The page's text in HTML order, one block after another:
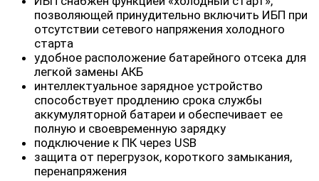
позволяющей принудительно включить ИБП при
отсутствии сетевого напряжения холодного
старта
удобное расположение батарейного отсека для
легкой замены АКБ
интеллектуальное зарядное устройство
способствует продлению срока службы
аккумуляторной батареи и обеспечивает ее
полную и своевременную зарядку
подключение к ПК через USB
защита от перегрузок, короткого замыкания,
перенапряжения